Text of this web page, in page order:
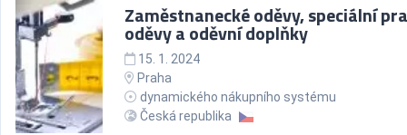
Zaměstnanecké oděvy, speciální
oděvy a oděvní doplňky
15. 1. 2024
Praha
dynamického nákupního systému
Česká republika